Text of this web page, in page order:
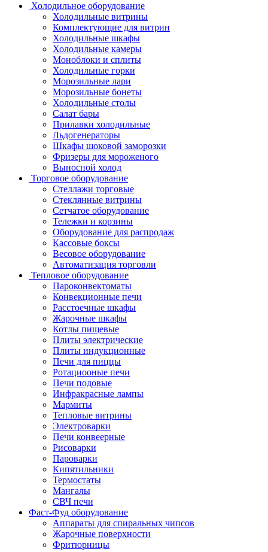
Холодильное оборудование
Холодильные витрины
Комплектующие для витрин
Холодильные шкафы
Холодильные камеры
Моноблоки и сплиты
Холодильные горки
Морозильные лари
Морозильные бонеты
Холодильные столы
Салат бары
Прилавки холодильные
Льдогенераторы
Шкафы шоковой заморозки
Фризеры для мороженого
Выносной холод
Торговое оборудование
Стеллажи торговые
Стеклянные витрины
Сетчатое оборудование
Тележки и корзины
Оборудование для распродаж
Кассовые боксы
Весовое оборудование
Автоматизация торговли
Тепловое оборудование
Пароконвектоматы
Конвекционные печи
Расстоечные шкафы
Жарочные шкафы
Котлы пищевые
Плиты электрические
Плиты индукционные
Печи для пиццы
Ротациооные печи
Печи подовые
Инфракрасные лампы
Мармиты
Тепловые витрины
Электроварки
Печи конвеерные
Рисоварки
Пароварки
Кипятильники
Термостаты
Мангалы
СВЧ печи
Фаст-Фуд оборудование
Аппараты для спиральных чипсов
Жарочные поверхности
Фритюрницы